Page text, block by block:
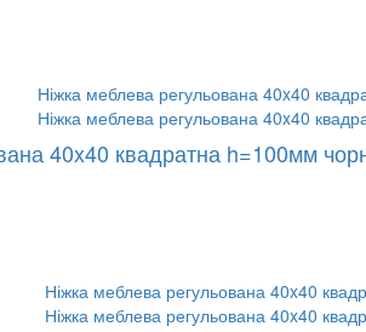
40x40 квадратна h=100мм